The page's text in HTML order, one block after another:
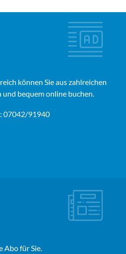
können Sie aus zahlreichen
bequem online buchen.
07042/91940
Abo für Sie.